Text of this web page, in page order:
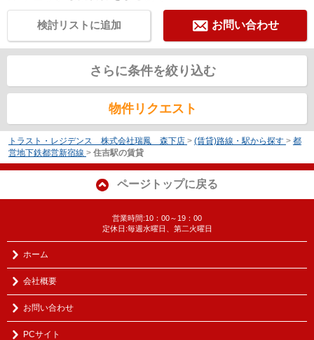
お問い合わせ
検討リストに追加
さらに条件を絞り込む
物件リクエスト
トラスト・レジデンス 株式会社瑞鳳 森下店 > (賃貸)路線・駅から探す > 都
営地下鉄都営新宿線 > 住吉駅の賃貸
ページトップに戻る
営業時間:10：00～19：00
定休日:毎週水曜日、第二火曜日
ホーム
会社概要
お問い合わせ
PCサイト